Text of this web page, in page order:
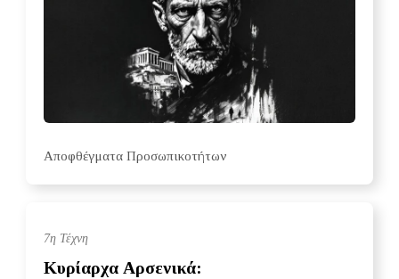
Αποφθέγματα Προσωπικοτήτων
7η Τέχνη
Κυρίαρχα Αρσενικά: